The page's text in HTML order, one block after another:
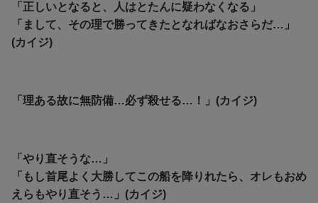
「正しいとなると、人はとたんに疑わなくなる」
「まして、その理で勝ってきたとなればなおさらだ…」
(カイジ)
「理ある故に無防備…必ず殺せる…！」(カイジ)
「やり直そうな…」
「もし首尾よく大勝してこの船を降りれたら、オレもおめ
えらもやり直そう…」(カイジ)